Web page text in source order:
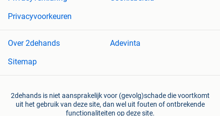
Privacyvoorkeuren
Over 2dehands
Adevinta
Sitemap
2dehands is niet aansprakelijk voor (gevolg)schade die voortkomt
uit het gebruik van deze site, dan wel uit fouten of ontbrekende
functionaliteiten op deze site.